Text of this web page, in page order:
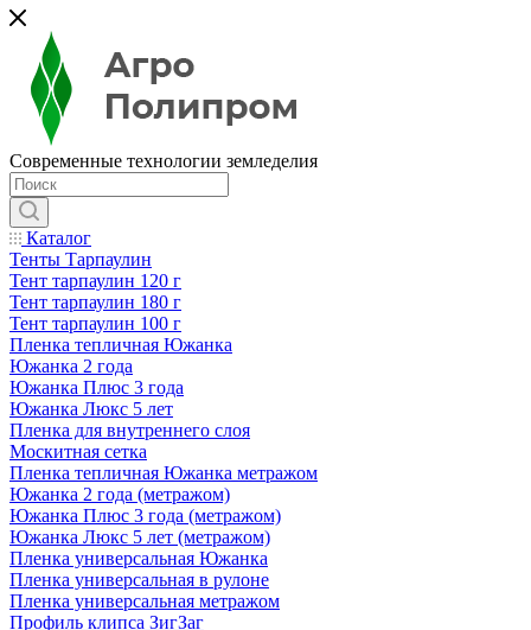
Современные технологии земледелия
Каталог
Тенты Тарпаулин
Тент тарпаулин 120 г
Тент тарпаулин 180 г
Тент тарпаулин 100 г
Пленка тепличная Южанка
Южанка 2 года
Южанка Плюс 3 года
Южанка Люкс 5 лет
Пленка для внутреннего слоя
Москитная сетка
Пленка тепличная Южанка метражом
Южанка 2 года (метражом)
Южанка Плюс 3 года (метражом)
Южанка Люкс 5 лет (метражом)
Пленка универсальная Южанка
Пленка универсальная в рулоне
Пленка универсальная метражом
Профиль клипса ЗигЗаг